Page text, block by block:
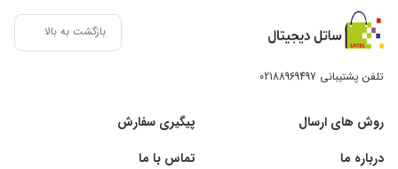
بازگشت به بالا
تلفن پشتیبانی 02188969497
روش های ارسال
پیگیری سفارش
درباره ما
تماس با ما